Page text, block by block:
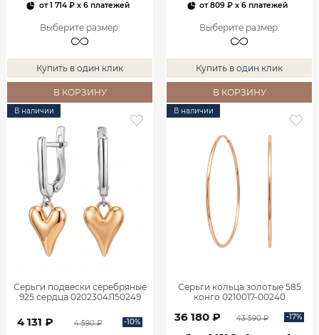
от1 714 ₽x 6 платежей
Выберите размер:
Купить в один клик
В КОРЗИНУ
от809 ₽ x 6 платежей
Выберите размер:
Купить в один клик
В КОРЗИНУ
В наличии
Серьги подвески серебряные
925 сердца 0202304Л50249
4 131 ₽ 4 590 ₽ -10%
В наличии
Серьги кольца золотые 585
конго 0210017-00240
36 180 ₽ 43 590 ₽ -17%